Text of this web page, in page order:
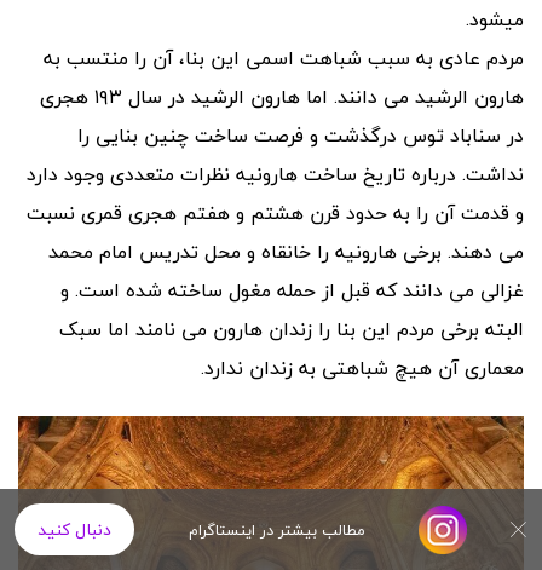
میشود.
مردم عادی به سبب شباهت اسمی این بنا، آن را منتسب به
هارون الرشید می دانند. اما هارون الرشید در سال ۱۹۳ هجری
در سناباد توس درگذشت و فرصت ساخت چنین بنایی را
نداشت. درباره تاریخ ساخت هارونیه نظرات متعددی وجود دارد
و قدمت آن را به حدود قرن هشتم و هفتم هجری قمری نسبت
می دهند. برخی هارونیه را خانقاه و محل تدریس امام محمد
غزالی می دانند که قبل از حمله مغول ساخته شده است. و
البته برخی مردم این بنا را زندان هارون می نامند اما سبک
معماری آن هیچ شباهتی به زندان ندارد.
مطالب بیشتر در اینستاگرام دنبال کنید